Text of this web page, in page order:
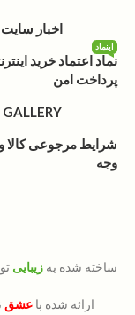
اخبار سایت
نماد اعتماد خرید
پرداخت امن
اینماد
GALLERY
شرایط مرجوعی کالا
وجه
ساخته شده به زیبایی
ارائه شده باعشق